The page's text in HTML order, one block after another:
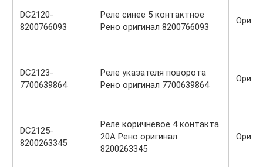
DC2120-
8200766093
Реле синее 5 контактное
Рено оригинал 8200766093
DC2123-
7700639864
Реле указателя поворота
Рено оригинал 7700639864
DC2125-
8200263345
Реле коричневое 4 контакта
20А Рено оригинал
8200263345